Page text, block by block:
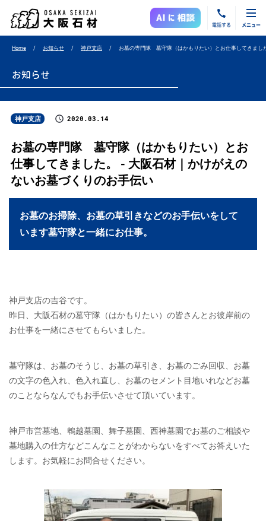
電話する メニュー
Home お知らせ 神戸支店 お墓の専門隊 墓守隊（はかもりたい）とお仕事してきまし
お知らせ
神戸支店 2020.03.14
お墓の専門隊 墓守隊（はかもりたい）とお
仕事してきました。 - 大阪石材｜かけがえの
ないお墓づくりのお手伝い
お墓のお掃除、お墓の草引きなどのお手伝いをして
います墓守隊と一緒にお仕事。
神戸支店の吉谷です。
昨日、大阪石材の墓守隊（はかもりたい）の皆さんとお彼岸前の
お仕事を一緒にさせてもらいました。
墓守隊は、お墓のそうじ、お墓の草引き、お墓のごみ回収、お墓
の文字の色入れ、色入れ直し、お墓のセメント目地いれなどお墓
のことならなんでもお手伝いさせて頂いています。
神戸市営墓地、鵯越墓園、舞子墓園、西神墓園でお墓のご相談や
墓地購入の仕方などこんなことがわからないをすべてお答えいた
します。お気軽にお問合せください。